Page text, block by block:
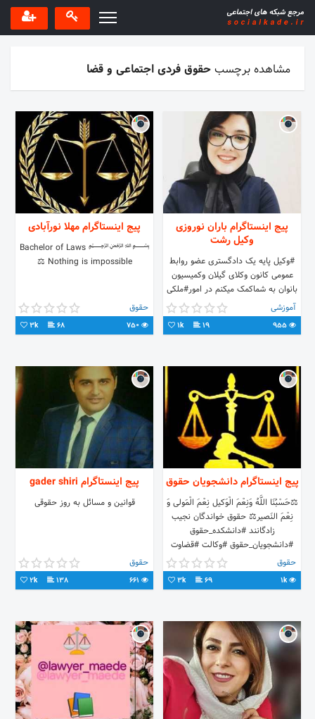
مشاهده برچسبحقوق فردی اجتماعی و قضا
پیج اینستاگرام باران نوروزی
وکیل رشت
#وکیل پایه یک دادگستری عضو روابط
عمومی کانون وکلای گیلان وکمیسیون
بانوان به شماکمک میکنم در امور#ملکی
ازحقوق قانونی خود آگاه شوید
سوال>دایرکت۱۰تا۱۱شب
آموزشی
19
1k
پیج اینستاگرام مهلا نورآبادی
﷽ Bachelor of Laws
⚖️ Nothing is impossible
حقوق
68
3k
پیج اینستاگرام دانشجویان حقوق
⚖️حَسْبُنَا اللَّهُ وَنِعْمَ الْوَکیل نِعْمَ الْمَولى‌ وَ
نِعْمَ النَصیر⚖️ حقوق خواندگان نجيب
زادگانند #دانشکده_حقوق
#دانشجویان_حقوق #وکالت #قضاوت
حقوق
1k
69
3k
پیج اینستاگرام gader shiri
قوانین و مسائل به روز حقوقی
حقوق
138
2k